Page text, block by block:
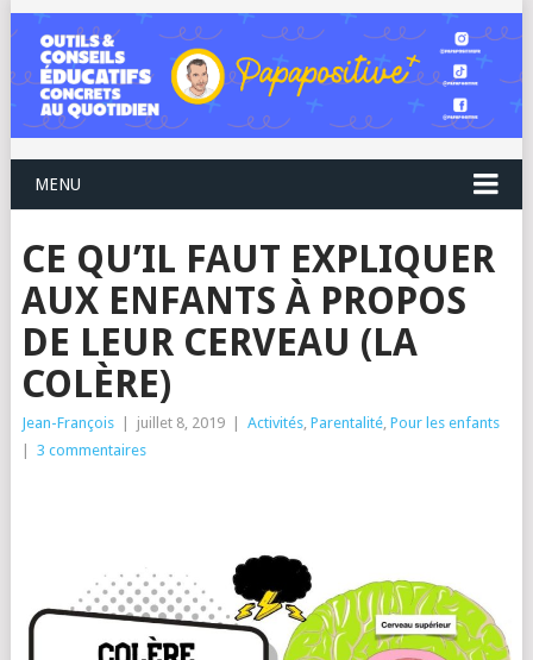
MENU
CE QU’IL FAUT EXPLIQUER
AUX ENFANTS À PROPOS
DE LEUR CERVEAU (LA
COLÈRE)
Jean-François juillet 8, 2019 Activités, Parentalité, Pour les enfants
3 commentaires